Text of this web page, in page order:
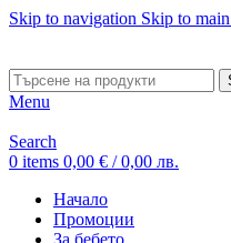
Skip to navigation Skip to
Menu
Search
0 items 0,00 € / 0,00 лв.
Начало
Промоции
За бебето